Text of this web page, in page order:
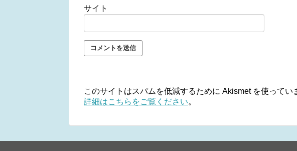
サイト
このサイトはスパムを低減するために Akismet を使ってい
詳細はこちらをご覧ください。